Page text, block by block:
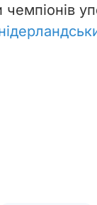
чемпіонів